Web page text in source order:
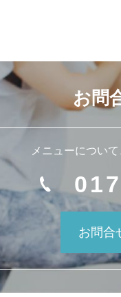
お問
メニューについて
お問合